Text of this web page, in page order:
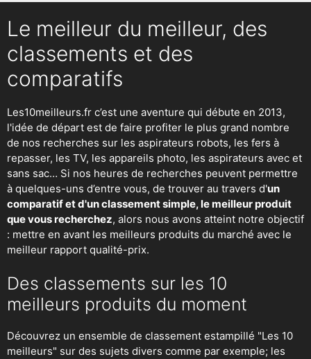
Le meilleur du meilleur, des
classements et des
comparatifs
Les10meilleurs.fr c’est une aventure qui débute en 2013,
l'idée de départ est de faire profiter le plus grand nombre
de nos recherches sur les aspirateurs robots, les fers à
repasser, les TV, les appareils photo, les aspirateurs avec et
sans sac… Si nos heures de recherches peuvent permettre
à quelques-uns d’entre vous, de trouver au travers d'un
comparatif et d'un classement simple, le meilleur produit
que vous recherchez, alors nous avons atteint notre objectif
: mettre en avant les meilleurs produits du marché avec le
meilleur rapport qualité-prix.
Des classements sur les 10
meilleurs produits du moment
Découvrez un ensemble de classement estampillé "Les 10
meilleurs" sur des sujets divers comme par exemple; les